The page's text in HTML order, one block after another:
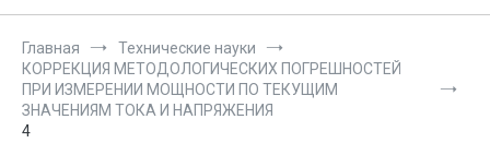
Главная
Технические науки
КОРРЕКЦИЯ МЕТОДОЛОГИЧЕСКИХ ПОГРЕШНОСТЕЙ
ПРИ ИЗМЕРЕНИИ МОЩНОСТИ ПО ТЕКУЩИМ
ЗНАЧЕНИЯМ ТОКА И НАПРЯЖЕНИЯ
4